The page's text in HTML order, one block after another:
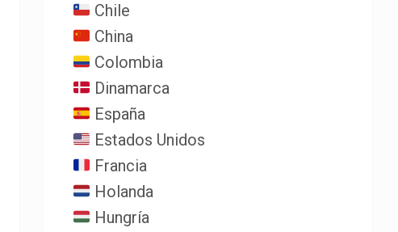
Chile
China
Colombia
Dinamarca
España
Estados Unidos
Francia
Holanda
Hungría